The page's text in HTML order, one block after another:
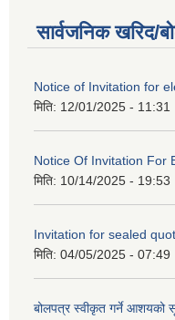
सार्वजनिक खरिद/
Notice of Invitation for
मिति: 12/01/2025 - 11:31
Notice Of Invitation For
मिति: 10/14/2025 - 19:53
Invitation for sealed
मिति: 04/05/2025 - 07:49
बोलपत्र स्वीकृत गर्ने आशयको